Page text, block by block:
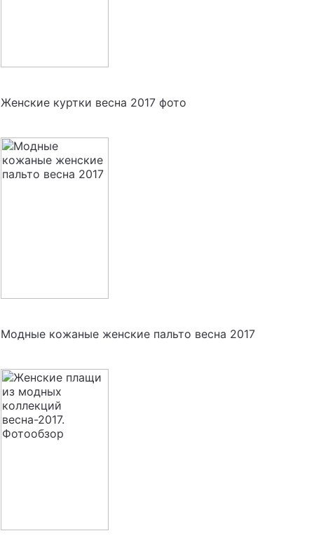
Женские куртки весна 2017 фото
Модные кожаные женские пальто весна 2017